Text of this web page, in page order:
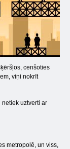
cenšoties
viņi nokrīt
uztverti ar
metropolē, un viss,